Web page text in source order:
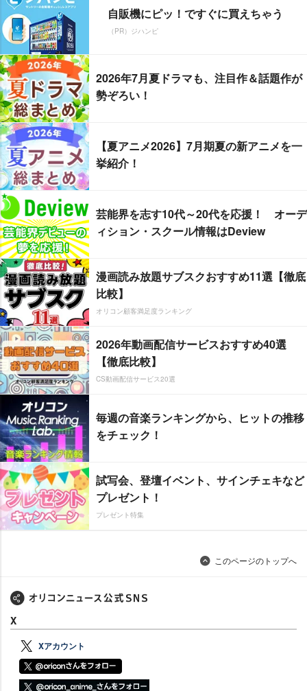
自販機にピッ！ですぐに買えちゃう
（PR）ジハンピ
2026年7月夏ドラマも、注目作＆話題作が
勢ぞろい！
【夏アニメ2026】7月期夏の新アニメを一
挙紹介！
芸能界を志す10代～20代を応援！ オーデ
ィション・スクール情報はDeview
漫画読み放題サブスクおすすめ11選【徹底
比較】
オリコン顧客満足度ランキング
2026年動画配信サービスおすすめ40選
【徹底比較】
CS動画配信サービス20選
毎週の音楽ランキングから、ヒットの推移
をチェック！
試写会、登壇イベント、サインチェキなど
プレゼント！
プレゼント特集
このページのトップへ
X
Xアカウント